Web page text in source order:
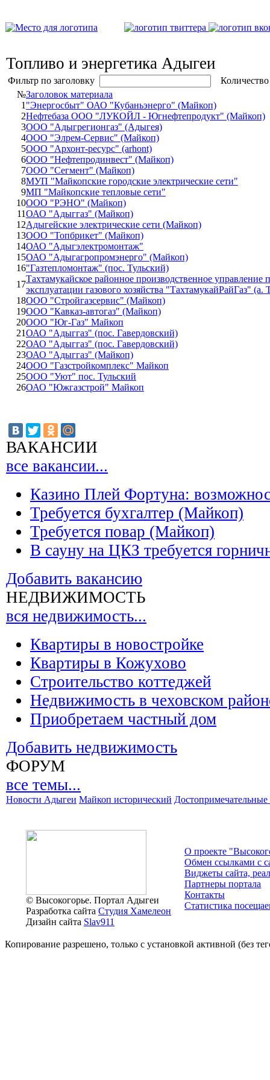
Топливо и энергетика Адыгеи
Фильтр по заголовку
№Заголовок материала
1 "Энергосбыт" ОАО "Кубаньэнерго" (Майкоп)
2Нефтебаза ООО "ЛУКОЙЛ - Югнефтепродукт" (Майкоп)
3ООО "Адыгрегионгаз" (Адыгея)
4ООО "Элрем-Сервис" (Майкоп)
5ООО "Архонт-ресурс" (arhont)
6ООО "Нефтепродинвест" (Майкоп)
7ООО "Сегмент" (Майкоп)
8МУП "Майкопские городские электрические сети"
9МП "Майкопские тепловые сети"
10ООО "РЭНО" (Майкоп)
11ОАО "Адыггаз" (Майкоп)
12Адыгейские электрические сети (Майкоп)
13ООО "Топбрикет" (Майкоп)
14ОАО "Адыгэлектромонтаж"
15ОАО "Адыгагропромэнерго" (Майкоп)
16"Газтепломонтаж" (пос. Тульский)
17
Тахтамукайское районное производственное управление
эксплуатации газового хозяйства "ТахтамукайРайГаз" (а.
18ООО "Стройгазсервис" (Майкоп)
19ООО "Кавказ-автогаз" (Майкоп)
20ООО "Юг-Газ" Майкоп
21ОАО "Адыггаз" (пос. Гавердовский)
22ОАО "Адыггаз" (пос. Гавердовский)
23ОАО "Адыггаз" (Майкоп)
24ООО "Газстройкомплекс" Майкоп
25ООО "Уют" пос. Тульский
26ОАО "Южгазстрой" Майкоп
ВАКАНСИИ
все вакансии...
Казино Плей Фортуна:
Требуется бухгалтер (Майкоп)
Требуется повар (Майкоп)
В сауну на ЦКЗ требуется
Добавить вакансию
НЕДВИЖИМОСТЬ
вся недвижимость...
Квартиры в новостройке
Квартиры в Кожухово
Строительство коттеджей
Недвижимость в чеховском
Приобретаем частный дом
Добавить недвижимость
ФОРУМ
все темы...
Новости Адыгеи Майкоп исторический Достопримечательные
© Высокогорье. Портал Адыгеи
Разработка сайта Студия Хамелеон
Дизайн сайта Slav911
О проекте
Обмен ссылками c
Виджеты сайта,
Партнеры портала
Контакты
Статистика
Копирование разрешено, только с установкой активной (без